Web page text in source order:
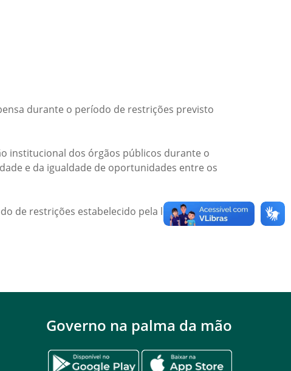
durante o período de restrições previsto
institucional dos órgãos públicos durante o
e da igualdade de oportunidades entre os
de restrições estabelecido pela legislação
Governo na palma da mão